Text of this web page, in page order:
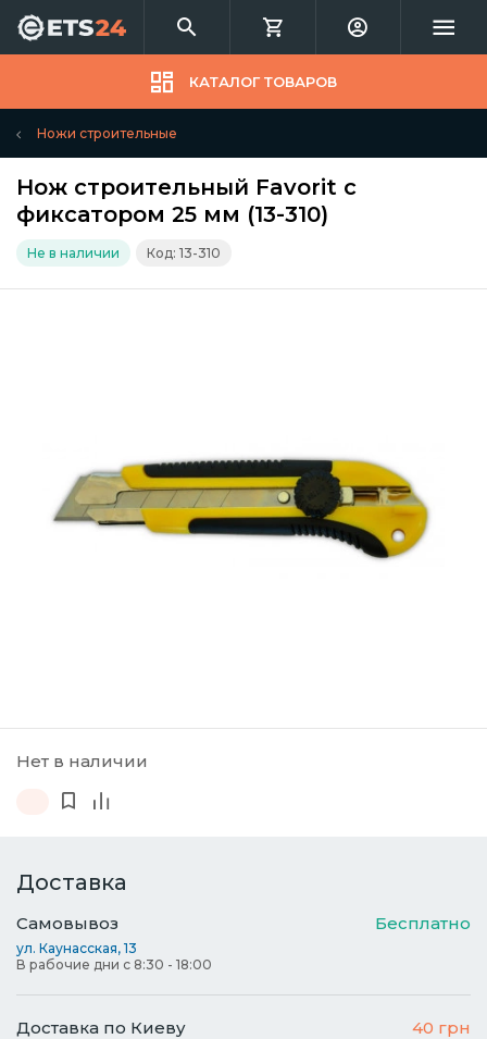
КАТАЛОГ ТОВАРОВ
Ножи строительные
Нож строительный Favorit с
фиксатором 25 мм (13-310)
Не в наличии Код: 13-310
Нет в наличии
Доставка
Самовывоз Бесплатно
ул. Каунасская, 13
В рабочие дни с 8:30 - 18:00
Доставка по Киеву 40 грн